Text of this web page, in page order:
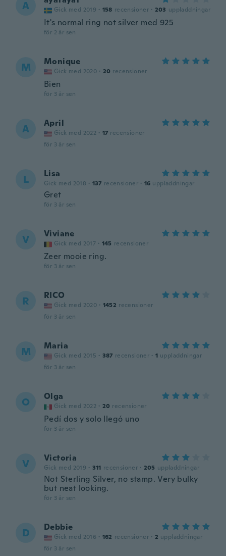
A Gick med 2019 · 158 recensioner · 203 uppladdningar
It's normal ring not silver med 925
för 2 år sen
M Monique
Gick med 2020 · 20 recensioner
Bien
för 3 år sen
A April
Gick med 2022 · 17 recensioner
för 3 år sen
L Lisa
Gick med 2018 · 137 recensioner · 16 uppladdningar
Gret
för 3 år sen
V Viviane
Gick med 2017 · 145 recensioner
Zeer mooie ring.
för 3 år sen
R RICO
Gick med 2020 · 1452 recensioner
för 3 år sen
M Maria
Gick med 2015 · 387 recensioner · 1 uppladdningar
för 3 år sen
O Olga
Gick med 2022 · 20 recensioner
Pedí dos y solo llegó uno
för 3 år sen
V Victoria
Gick med 2019 · 311 recensioner · 205 uppladdningar
Not Sterling Silver, no stamp. Very bulky
but neat looking.
för 3 år sen
D Debbie
Gick med 2016 · 162 recensioner · 2 uppladdningar
för 3 år sen